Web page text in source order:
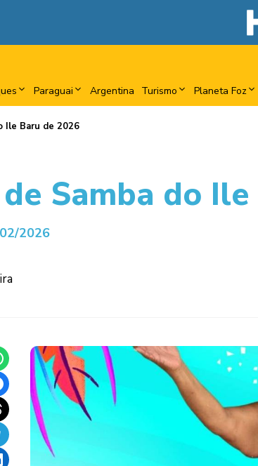
Paraguai Argentina Turismo Planeta Foz
Ile Baru de 2026
de Samba do
2026
on WhatsApp
on Facebook
on Threads
on Telegram
on LinkedIn